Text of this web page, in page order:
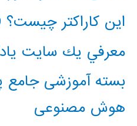
این کاراکتر چیست؟ 65279
معرفي يك سايت
بسته آموزشی
هوش مصنوعی